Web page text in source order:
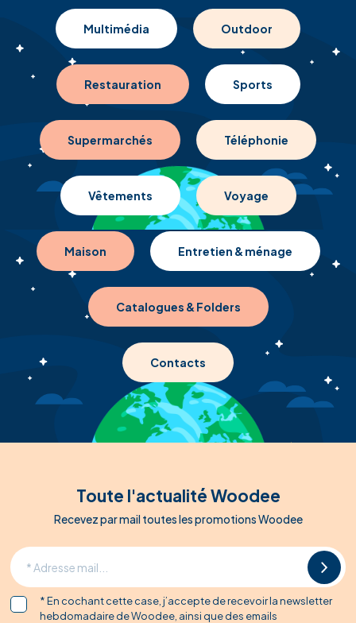
Multimédia Outdoor
Restauration Sports
Supermarchés Téléphonie
Vêtements Voyage
Maison Entretien & ménage
Catalogues & Folders
Contacts
Toute l'actualité Woodee
Recevez par mail toutes les promotions Woodee
* En cochant cette case, j’accepte de recevoir la newsletter
hebdomadaire de Woodee, ainsi que des emails